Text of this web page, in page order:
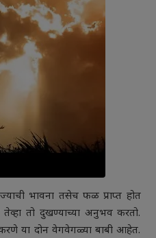
भावना तसेच फळ प्राप्त होत
तो दुखण्याच्या अनुभव करतो.
या दोन वेगवेगळ्या बाबी आहेत.